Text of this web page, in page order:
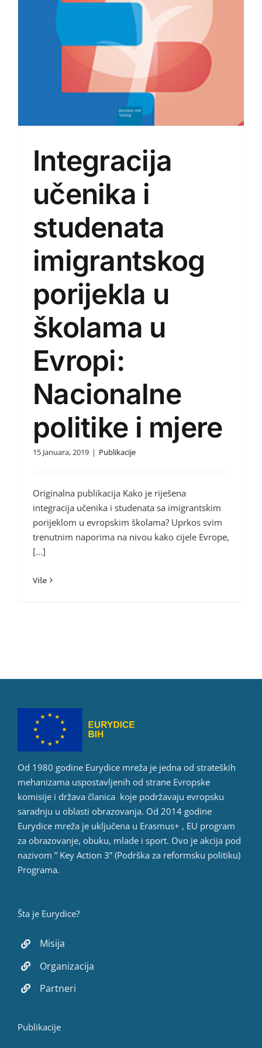
Integracija
učenika i
studenata
imigrantskog
porijekla u
školama u
Evropi:
Nacionalne
politike i mjere
15 Januara, 2019 | Publikacije
Originalna publikacija Kako je riješena
integracija učenika i studenata sa imigrantskim
porijeklom u evropskim školama? Uprkos svim
trenutnim naporima na nivou kako cijele Evrope,
[...]
Više
Od 1980 godine Eurydice mreža je jedna od strateških
mehanizama uspostavljenih od strane Evropske
komisije i država članica koje podržavaju evropsku
saradnju u oblasti obrazovanja. Od 2014 godine
Eurydice mreža je uključena u Erasmus+ , EU program
za obrazovanje, obuku, mlade i sport. Ovo je akcija pod
nazivom ” Key Action 3” (Podrška za reformsku politiku)
Programa.
Šta je Eurydice?
Misija
Organizacija
Partneri
Publikacije